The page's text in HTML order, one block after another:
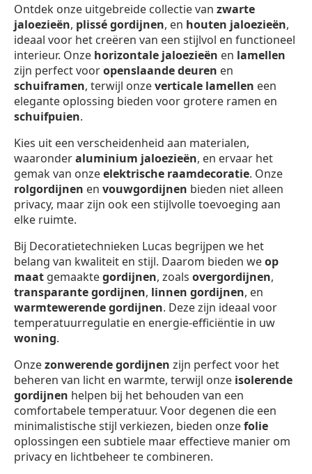
Ontdek onze uitgebreide collectie van zwarte
jaloezieën, plissé gordijnen, en houten jaloezieën,
ideaal voor het creëren van een stijlvol en functioneel
interieur. Onze horizontale jaloezieën en lamellen
zijn perfect vooropenslaande deuren en
schuiframen, terwijl onzeverticale lamellen een
elegante oplossing bieden voor grotere ramen en
schuifpuien.
Kies uit een verscheidenheid aan materialen,
waaronderaluminium jaloezieën, en ervaar het
gemak van onzeelektrische raamdecoratie. Onze
rolgordijnen en vouwgordijnen bieden niet alleen
privacy, maar zijn ook een stijlvolle toevoeging aan
elke ruimte.
Bij Decoratietechnieken Lucas begrijpen we het
belang van kwaliteit en stijl. Daarom bieden weop
maat gemaaktegordijnen, zoals overgordijnen,
transparante gordijnen, linnen gordijnen, en
warmtewerende gordijnen. Deze zijn ideaal voor
temperatuurregulatie en energie-efficiëntie in uw
woning.
Onzezonwerende gordijnen zijn perfect voor het
beheren van licht en warmte, terwijl onze isolerende
gordijnen helpen bij het behouden van een
comfortabele temperatuur. Voor degenen die een
minimalistische stijl verkiezen, bieden onzefolie
oplossingen een subtiele maar effectieve manier om
privacy en lichtbeheer te combineren.